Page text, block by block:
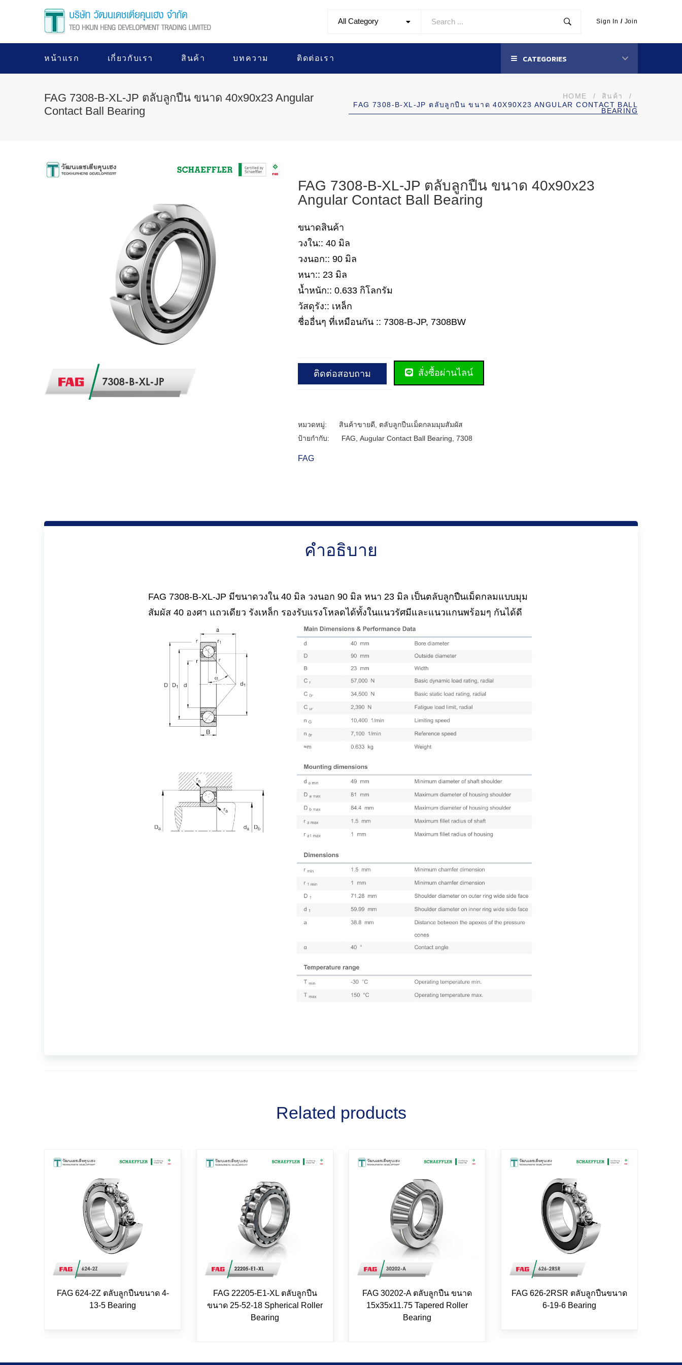
All Category Sign In / Join
หน้าแรก เกี่ยวกับเรา สินค้า บทความ ติดต่อเรา CATEGORIES
FAG 7308-B-XL-JP ตลับลูกปืน ขนาด 40x90x23 Angular
Contact Ball Bearing
HOME / สินค้า
/
FAG 7308-B-XL-JP ตลับลูกปืน ขนาด 40X90X23 ANGULAR CONTACT BALL
BEARING
FAG 7308-B-XL-JP ตลับลูกปืน ขนาด 40x90x23
Angular Contact Ball Bearing
ขนาดสินค้า
วงใน:: 40 มิล
วงนอก:: 90 มิล
หนา:: 23 มิล
น้ำหนัก:: 0.633 กิโลกรัม
วัสดุรัง:: เหล็ก
ชื่ออื่นๆ ที่เหมือนกัน :: 7308-B-JP, 7308BW
ติดต่อสอบถาม สั่งซื้อผ่านไลน์
หมวดหมู่: สินค้าขายดี
ตลับลูกปืนเม็ดกลมมุมสัมผัส
ป้ายกำกับ:
FAG Augular Contact Ball Bearing 7308
FAG
คำอธิบาย
FAG 7308-B-XL-JP มีขนาดวงใน 40 มิล วงนอก 90 มิล หนา 23 มิล เป็นตลับลูกปืนเม็ดกลมแบบมุม
สัมผัส 40 องศา แถวเดียว รังเหล็ก รองรับแรงโหลดได้ทั้งในแนวรัศมีและแนวแกนพร้อมๆ กันได้ดี
Related products
FAG 624-2Z ตลับลูกปืนขนาด 4-
13-5 Bearing
FAG 22205-E1-XL ตลับลูกปืน
ขนาด 25-52-18 Spherical Roller
Bearing
FAG 30202-A ตลับลูกปืน ขนาด
15x35x11.75 Tapered Roller
Bearing
FAG 626-2RSR ตลับลูกปืนขนาด
6-19-6 Bearing